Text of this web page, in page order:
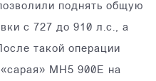
поднять общую
с 727 до 910 л.с., а
такой операции
MH5 900E на